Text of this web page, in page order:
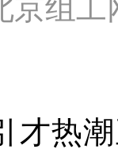
京
才热